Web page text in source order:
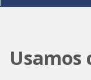
Usamos